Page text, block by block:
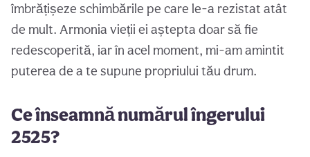
îmbrățișeze schimbările pe care le-a rezistat atât
de mult. Armonia vieții ei aștepta doar să fie
redescoperită, iar în acel moment, mi-am amintit
puterea de a te supune propriului tău drum.
Ce înseamnă numărul îngerului
2525?